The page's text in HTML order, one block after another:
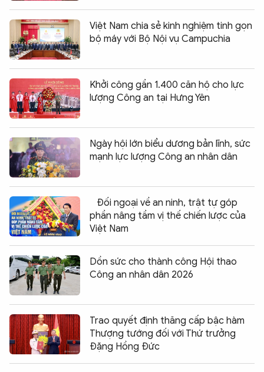
Việt Nam chia sẻ kinh nghiệm tinh gọn
bộ máy với Bộ Nội vụ Campuchia
Khởi công gần 1.400 căn hộ cho lực
lượng Công an tại Hưng Yên
Ngày hội lớn biểu dương bản lĩnh, sức
mạnh lực lượng Công an nhân dân
Đối ngoại về an ninh, trật tự góp
phần nâng tầm vị thế chiến lược của
Việt Nam
Dồn sức cho thành công Hội thao
Công an nhân dân 2026
Trao quyết định thăng cấp bậc hàm
Thượng tướng đối với Thứ trưởng
Đặng Hồng Đức